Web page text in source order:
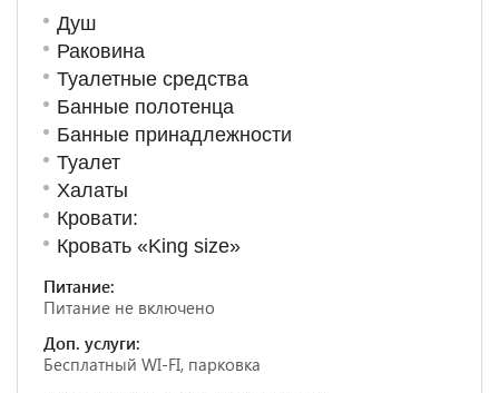
Душ
Раковина
Туалетные средства
Банные полотенца
Банные принадлежности
Туалет
Халаты
Кровати:
Кровать «King size»
Питание:
Питание не включено
Доп. услуги:
Бесплатный WI-FI, парковка